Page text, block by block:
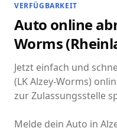
VERFÜGBARKEIT
Auto online
Worms
Jetzt einfach und
(LK Alzey-Worms)
zur Zulassungsstelle
Melde dein Auto in